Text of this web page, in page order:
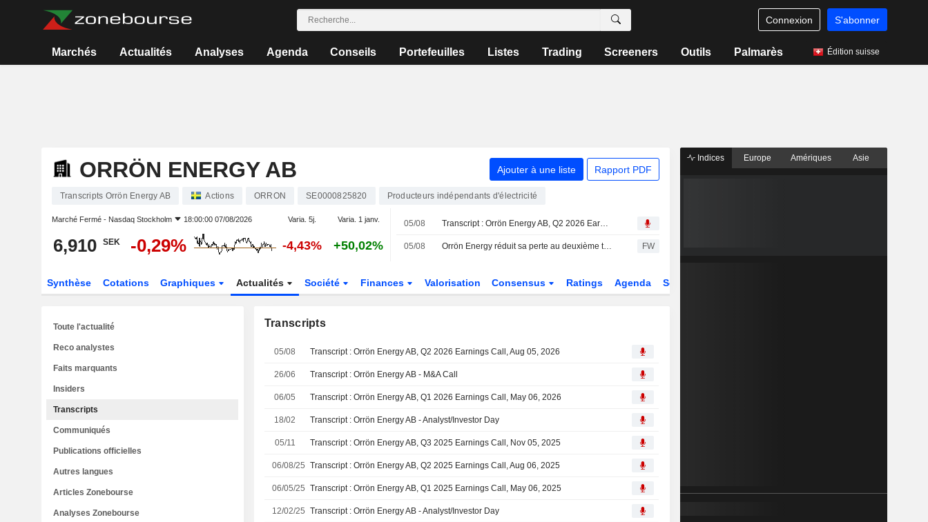
Connexion S'abonner
Marchés Actualités Analyses Agenda Conseils Portefeuilles Listes Trading Screeners Outils Palmarès Édition suisse
ORRÖN ENERGY AB Ajouter à une liste Rapport PDF
Transcripts Orrön Energy AB Actions ORRON SE0000825820 Producteurs indépendants d'électricité
Marché Fermé - Nasdaq Stockholm 18:00:00 07/08/2026 Varia. 5j. Varia. 1 janv.
6,910 SEK -0,29% -4,43% +50,02%
05/08 Transcript : Orrön Energy AB, Q2 2026 Earnings Call, Aug 05, 2026
05/08 Orrön Energy réduit sa perte au deuxième trimestre FW
Synthèse Cotations Graphiques Actualités Société Finances Valorisation Consensus Ratings Agenda Secteur
Transcripts
05/08 Transcript : Orrön Energy AB, Q2 2026 Earnings Call, Aug 05, 2026
26/06 Transcript : Orrön Energy AB - M&A Call
06/05 Transcript : Orrön Energy AB, Q1 2026 Earnings Call, May 06, 2026
18/02 Transcript : Orrön Energy AB - Analyst/Investor Day
05/11 Transcript : Orrön Energy AB, Q3 2025 Earnings Call, Nov 05, 2025
06/08/25 Transcript : Orrön Energy AB, Q2 2025 Earnings Call, Aug 06, 2025
06/05/25 Transcript : Orrön Energy AB, Q1 2025 Earnings Call, May 06, 2025
12/02/25 Transcript : Orrön Energy AB - Analyst/Investor Day
Toute l'actualité
Reco analystes
Faits marquants
Insiders
Transcripts
Communiqués
Publications officielles
Autres langues
Articles Zonebourse
Analyses Zonebourse
Indices Europe Amériques Asie